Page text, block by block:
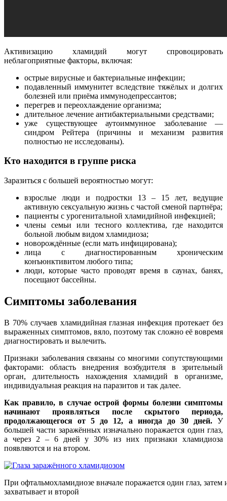
Активизацию хламидий могут спровоцировать
неблагоприятные факторы, включая:
острые вирусные и бактериальные инфекции;
подавленный иммунитет вследствие тяжёлых и долгих
болезней или приёма иммунодепрессантов;
перегрев и переохлаждение организма;
длительное лечение антибактериальными средствами;
уже существующее аутоиммунное заболевание —
синдром Рейтера (причины и механизм развития
полностью не исследованы).
Кто находится в группе риска
Заразиться с большей вероятностью могут:
взрослые люди и подростки 13 – 15 лет, ведущие
активную сексуальную жизнь с частой сменой партнёра;
пациенты с урогенитальной хламидийной инфекцией;
члены семьи или тесного коллектива, где находится
больной любым видом хламидиоза;
новорождённые (если мать инфицирована);
лица с диагностированным хроническим
конъюнктивитом любого типа;
люди, которые часто проводят время в саунах, банях,
посещают бассейны.
Симптомы заболевания
В 70% случаев хламидийная глазная инфекция протекает без
выраженных симптомов, вяло, поэтому так сложно её вовремя
диагностировать и вылечить.
Признаки заболевания связаны со многими сопутствующими
факторами: область внедрения возбудителя в зрительный
орган, длительность нахождения хламидий в организме,
индивидуальная реакция на паразитов и так далее.
Как правило, в случае острой формы болезни симптомы
начинают проявляться после скрытого периода,
продолжающегося от 5 до 12, а иногда до 30 дней.У
большей части заражённых изначально поражается один глаз,
а через 2 – 6 дней у 30% из них признаки хламидиоза
появляются и на втором.
При офтальмохламидиозе вначале поражается один глаз, затем
захватывает и второй